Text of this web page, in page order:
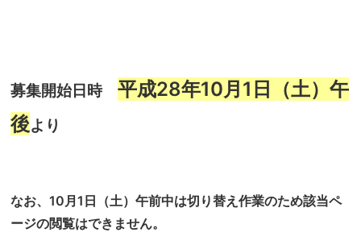
募集開始日時平成28年10月1日（土）午
後より
なお、10月1日（土）午前中は切り替え作業のため該当ペ
ージの閲覧はできません。